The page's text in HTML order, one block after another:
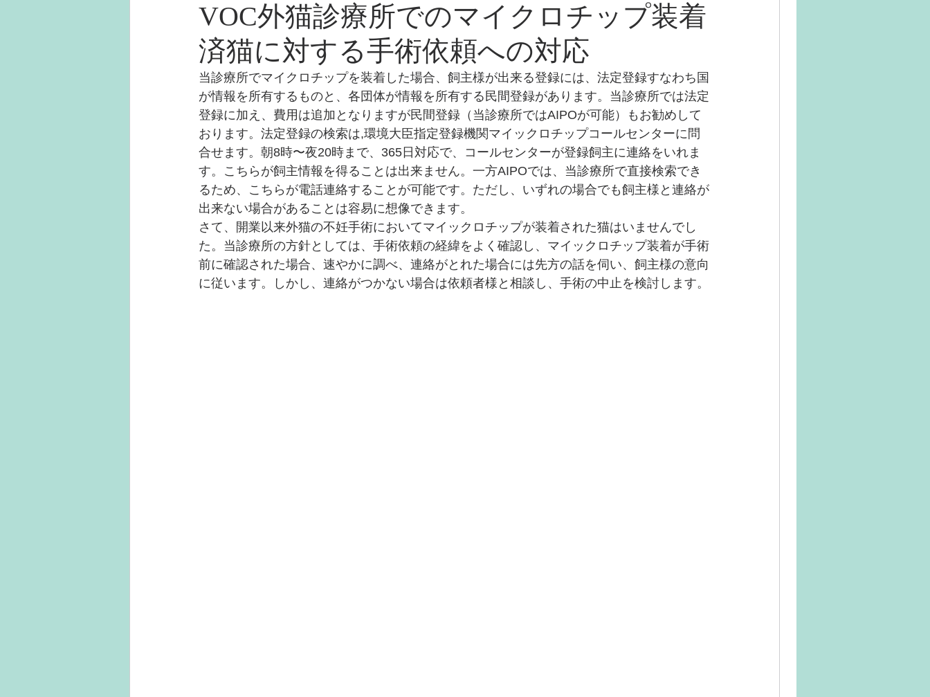
VOC外猫診療所でのマイクロチップ装着
済猫に対する手術依頼への対応
当診療所でマイクロチップを装着した場合、飼主様が出来る登録には、法定登録すなわち国
が情報を所有するものと、各団体が情報を所有する民間登録があります。当診療所では法定
登録に加え、費用は追加となりますが民間登録（当診療所ではAIPOが可能）もお勧めして
おります。法定登録の検索は,環境大臣指定登録機関マイックロチップコールセンターに問
合せます。朝8時〜夜20時まで、365日対応で、コールセンターが登録飼主に連絡をいれま
す。こちらが飼主情報を得ることは出来ません。一方AIPOでは、当診療所で直接検索でき
るため、こちらが電話連絡することが可能です。ただし、いずれの場合でも飼主様と連絡が
出来ない場合があることは容易に想像できます。
さて、開業以来外猫の不妊手術においてマイックロチップが装着された猫はいませんでし
た。当診療所の方針としては、手術依頼の経緯をよく確認し、マイックロチップ装着が手術
前に確認された場合、速やかに調べ、連絡がとれた場合には先方の話を伺い、飼主様の意向
に従います。しかし、連絡がつかない場合は依頼者様と相談し、手術の中止を検討します。